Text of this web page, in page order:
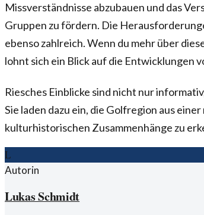
Missverständnisse abzubauen und das
Gruppen zu fördern. Die
ebenso zahlreich. Wenn du mehr über
lohnt sich ein Blick auf die Entwicklungen
Riesches Einblicke sind nicht nur
Sie laden dazu ein, die Golfregion aus
kulturhistorischen Zusammenhänge zu
L
Autorin
Lukas Schmidt